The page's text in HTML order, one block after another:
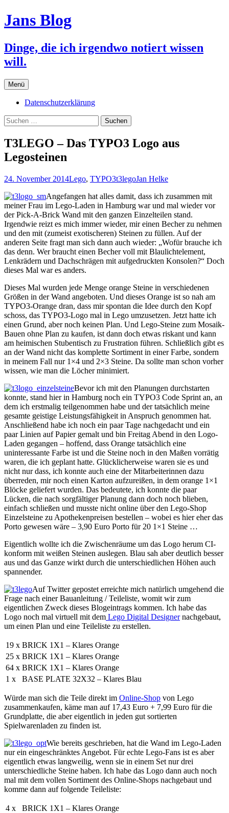
Jans Blog
Dinge, die ich irgendwo notiert wissen
will.
Menü Zum
Inhalt
springen
Datenschutzerklärung
Suchen
nach:
T3LEGO – Das TYPO3 Logo aus
Legosteinen
24. November 2014Lego, TYPO3t3legoJan Helke
Angefangen hat alles damit, dass ich zusammen mit
meiner Frau im Lego-Laden in Hamburg war und mal wieder vor
der Pick-A-Brick Wand mit den ganzen Einzelteilen stand.
Irgendwie reizt es mich immer wieder, mir einen Becher zu nehmen
und den mit (zumeist exotischeren) Steinen zu füllen. Auf der
anderen Seite fragt man sich dann auch wieder: „Wofür brauche ich
das denn. Wer braucht einen Becher voll mit Blaulichtelement,
Lenkrädern und Dachschrägen mit aufgedruckten Konsolen?“ Doch
dieses Mal war es anders.
Dieses Mal wurden jede Menge orange Steine in verschiedenen
Größen in der Wand angeboten. Und dieses Orange ist so nah am
TYPO3-Orange dran, dass mir spontan die Idee durch den Kopf
schoss, das TYPO3-Logo mal in Lego umzusetzen. Jetzt hatte ich
einen Grund, aber noch keinen Plan. Und Lego-Steine zum Mosaik-
Bauen ohne Plan zu kaufen, ist dann doch etwas riskant und kann
am heimischen Stubentisch zu Frustration führen. Schließlich gibt es
an der Wand nicht das komplette Sortiment in einer Farbe, sondern
in meinem Fall nur 1×4 und 2×3 Steine. Da sollte man schon vorher
wissen, wie man die Löcher minimiert.
Bevor ich mit den Planungen durchstarten
konnte, stand hier in Hamburg noch ein TYPO3 Code Sprint an, an
dem ich erstmalig teilgenommen habe und der tatsächlich meine
gesamte geistige Leistungsfähigkeit in Anspruch genommen hat.
Anschließend habe ich noch ein paar Tage nachgedacht und ein
paar Linien auf Papier gemalt und bin Freitag Abend in den Logo-
Laden gegangen – hoffend, dass Orange tatsächlich eine
uninteressante Farbe ist und die Steine noch in den Maßen vorrätig
waren, die ich geplant hatte. Glücklicherweise waren sie es und
nicht nur dass, ich konnte auch eine der Mitarbeiterinnen dazu
überreden, mir noch einen Karton aufzureißen, in dem orange 1×1
Blöcke geliefert wurden. Das bedeutete, ich konnte die paar
Lücken, die nach sorgfältiger Planung dann doch noch blieben,
einfach schließen und musste nicht online über den Lego-Shop
Einzelsteine zu Apothekenpreisen bestellen – wobei es hier eher das
Porto gewesen wäre – 3,90 Euro Porto für 20 1×1 Steine …
Eigentlich wollte ich die Zwischenräume um das Logo herum CI-
konform mit weißen Steinen auslegen. Blau sah aber deutlich besser
aus und das Ganze wirkt durch die unterschiedlichen Höhen auch
spannender.
Auf Twitter gepostet erreichte mich natürlich umgehend die
Frage nach einer Bauanleitung / Teileliste, womit wir zum
eigentlichen Zweck dieses Blogeintrags kommen. Ich habe das
Logo noch mal virtuell mit dem Lego Digital Designernachgebaut,
um einen Plan und eine Teileliste zu erstellen.
19 x BRICK 1X1 – Klares Orange
25 x BRICK 1X1 – Klares Orange
64 x BRICK 1X1 – Klares Orange
1 x
BASE PLATE 32X32 – Klares Blau
Würde man sich die Teile direkt im Online-Shop von Lego
zusammenkaufen, käme man auf 17,43 Euro + 7,99 Euro für die
Grundplatte, die aber eigentlich in jeden gut sortierten
Spielwarenladen zu finden ist.
Wie bereits geschrieben, hat die Wand im Lego-Laden
nur ein eingeschränktes Angebot. Für echte Lego-Fans ist es aber
eigentlich etwas langweilig, wenn sie in einem Set nur drei
unterschiedliche Steine haben. Ich habe das Logo dann auch noch
mal mit dem vollen Sortiment des Online-Shops nachgebaut und
komme dann auf folgende Teileliste:
4 x
BRICK 1X1 – Klares Orange